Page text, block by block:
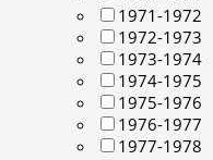
1971-1972
1972-1973
1973-1974
1974-1975
1975-1976
1976-1977
1977-1978